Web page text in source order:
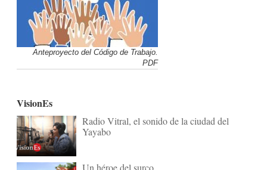
Anteproyecto del Código de Trabajo.
PDF
VisionEs
Radio Vitral, el sonido de la ciudad del
Yayabo
Un héroe del surco